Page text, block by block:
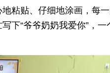
粘贴、仔细地涂画，每
下“爷爷奶奶我爱你”，